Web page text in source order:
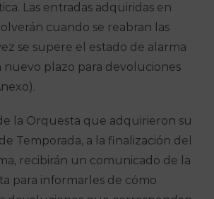
Las entradas adquiridas en
cuando se reabran las
se supere el estado de alarma
nuevo plazo para devoluciones
la Orquesta que adquirieron su
Temporada, a la finalización del
recibirán un comunicado de la
para informarles de cómo